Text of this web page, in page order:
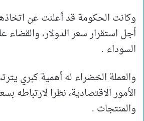
وكانت الحكومة قد أعلنت عن
أجل استقرار سعر الدولار،
السوداء .
والعملة الخضراء له أهمية كبري
الأمور الاقتصادية، نظرا لارتباطه
والمنتجات .